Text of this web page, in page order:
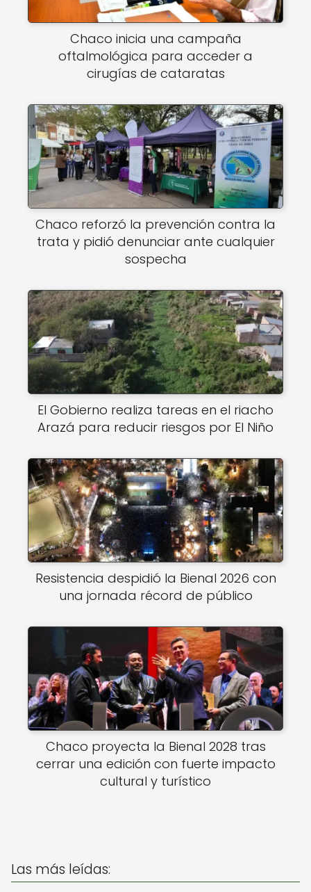
Chaco inicia una campaña
oftalmológica para acceder a
cirugías de cataratas
Chaco reforzó la prevención contra la
trata y pidió denunciar ante cualquier
sospecha
El Gobierno realiza tareas en el riacho
Arazá para reducir riesgos por El Niño
Resistencia despidió la Bienal 2026 con
una jornada récord de público
Chaco proyecta la Bienal 2028 tras
cerrar una edición con fuerte impacto
cultural y turístico
Las más leídas: